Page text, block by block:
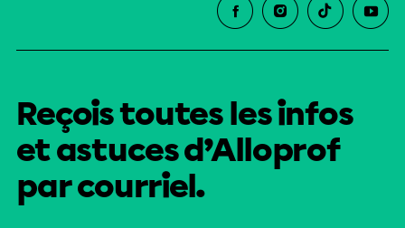
Reçois toutes les infos
et astuces d’Alloprof
par courriel.